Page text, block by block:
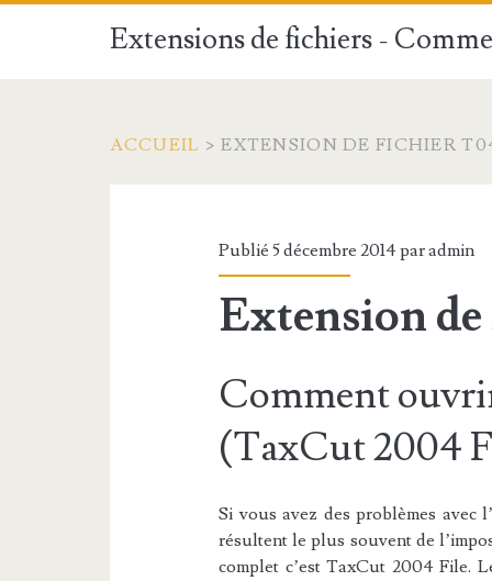
Extensions de fichiers -
ACCUEIL > EXTENSION DE FICHIER
Publié 5 décembre 2014 paradmin
Extension
Comment
(TaxCut 2004
Si vous avez des problèmes
résultent le plus souvent de
complet c’est TaxCut 2004 File.